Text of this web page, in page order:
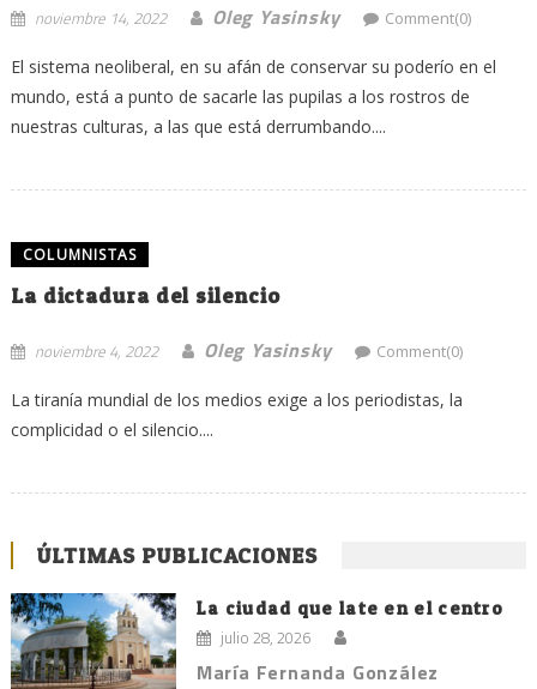
noviembre 14, 2022 Oleg Yasinsky Comment(0)
El sistema neoliberal, en su afán de conservar su poderío en el
mundo, está a punto de sacarle las pupilas a los rostros de
nuestras culturas, a las que está derrumbando....
COLUMNISTAS
La dictadura del silencio
noviembre 4, 2022 Oleg Yasinsky Comment(0)
La tiranía mundial de los medios exige a los periodistas, la
complicidad o el silencio....
ÚLTIMAS PUBLICACIONES
La ciudad que late en el centro
julio 28, 2026
María Fernanda González